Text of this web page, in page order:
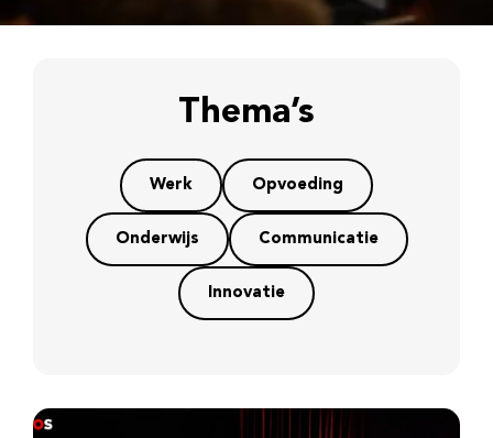
Thema’s
Werk Opvoeding
Onderwijs Communicatie
Innovatie